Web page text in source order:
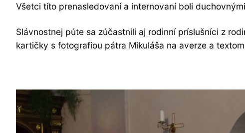
Všetci títo prenasledovaní a internovaní boli
Slávnostnej púte sa zúčastnili aj rodinní príslušníci z
kartičky s fotografiou pátra Mikuláša na averze a